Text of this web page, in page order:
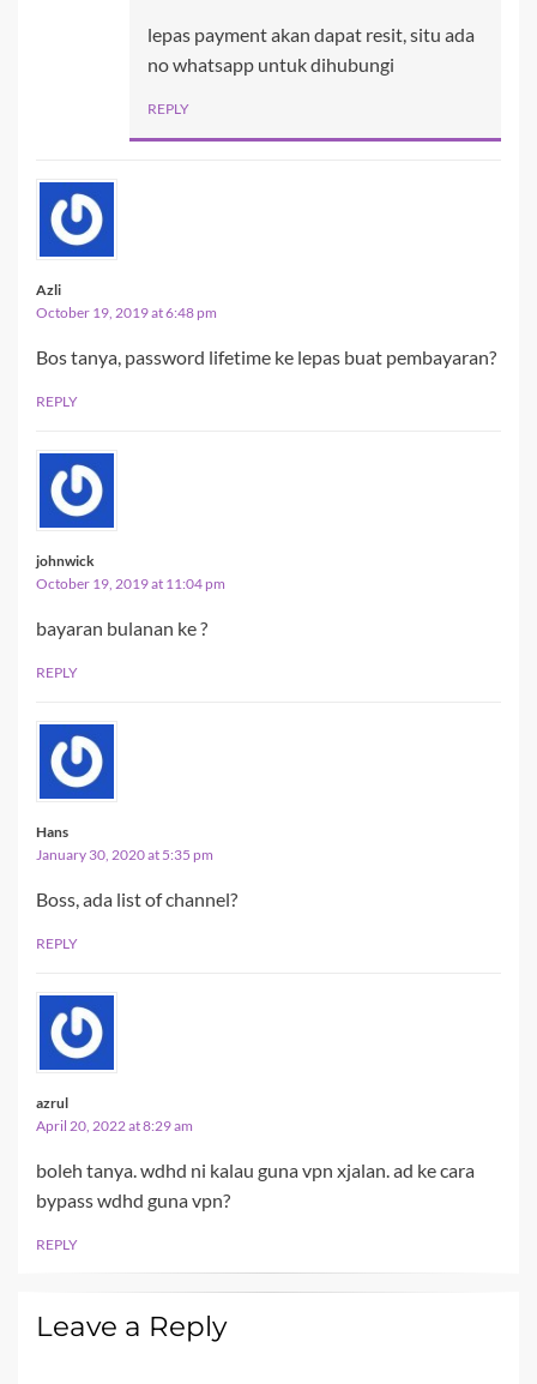
lepas payment akan dapat resit, situ ada
no whatsapp untuk dihubungi
REPLY
Azli
October 19, 2019 at 6:48 pm
Bos tanya, password lifetime ke lepas buat pembayaran?
REPLY
johnwick
October 19, 2019 at 11:04 pm
bayaran bulanan ke ?
REPLY
Hans
January 30, 2020 at 5:35 pm
Boss, ada list of channel?
REPLY
azrul
April 20, 2022 at 8:29 am
boleh tanya. wdhd ni kalau guna vpn xjalan. ad ke cara
bypass wdhd guna vpn?
REPLY
Leave a Reply